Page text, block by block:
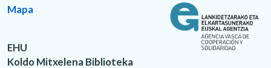
Mapa
EHU
Koldo Mitxelena Biblioteka